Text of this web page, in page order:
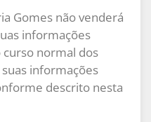
Gomes não venderá
informações
normal dos
informações
descrito nesta